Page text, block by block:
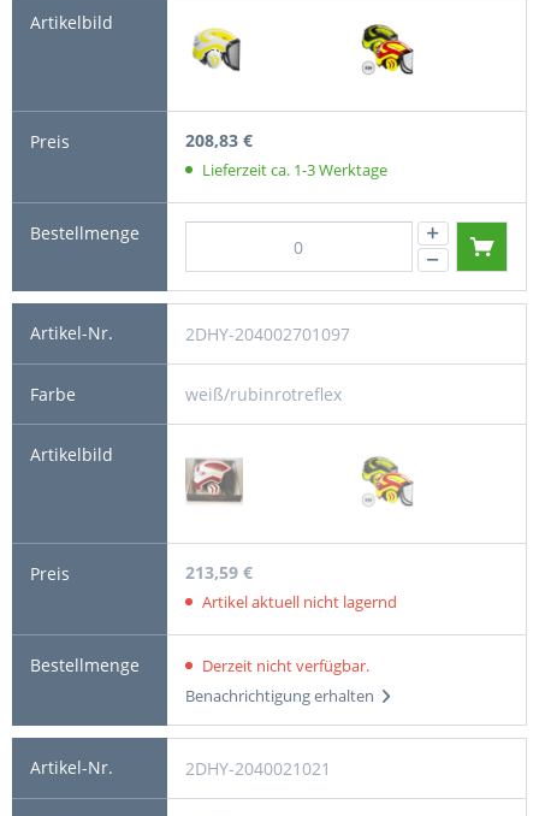
208,83 €
Lieferzeit ca. 1-3 Werktage
2DHY-204002701097
weiß/rubinrotreflex
213,59 €
Artikel aktuell nicht lagernd
Derzeit nicht verfügbar.
Benachrichtigung erhalten
2DHY-2040021021